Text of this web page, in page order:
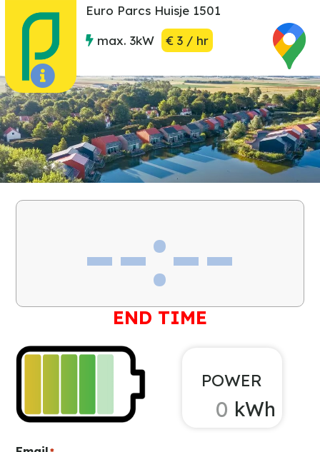
Euro Parcs Huisje 1501
max. 3kW
€ 3 / hr
END TIME
POWER
kWh